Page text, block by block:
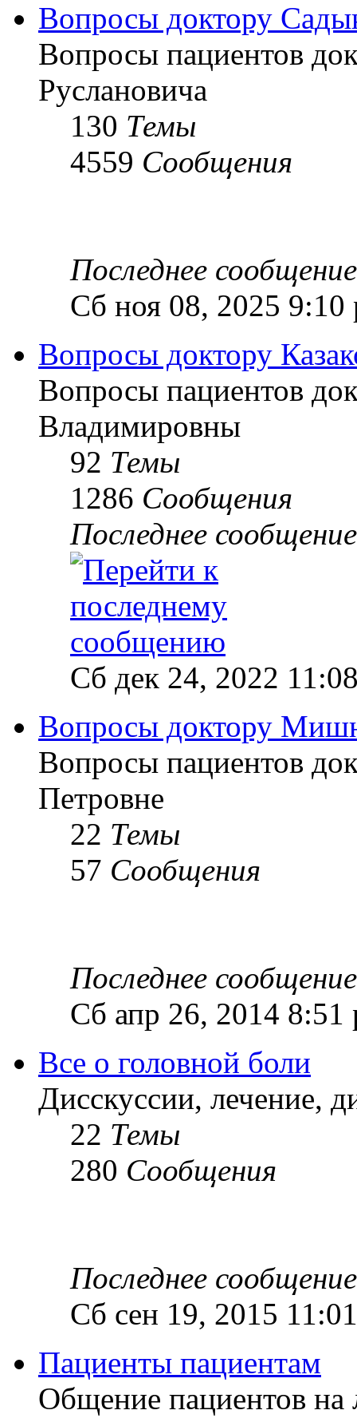
Вопросы доктору
Вопросы пациентов
Руслановича
130 Темы
4559 Сообщения
Последнее сообщение
Сб ноя 08, 2025 9:10
Вопросы доктору
Вопросы пациентов
Владимировны
92 Темы
1286 Сообщения
Последнее сообщение
Сб дек 24, 2022
Вопросы доктору
Вопросы пациентов
Петровне
22 Темы
57 Сообщения
Последнее сообщение
Сб апр 26, 2014 8:51
Все о головной боли
Дисскуссии, лечение,
22 Темы
280 Сообщения
Последнее сообщение
Сб сен 19, 2015
Пациенты пациентам
Общение пациентов